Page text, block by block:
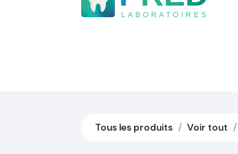
Tous les produits Voir tout